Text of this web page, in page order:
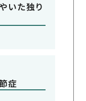
いた独り
症